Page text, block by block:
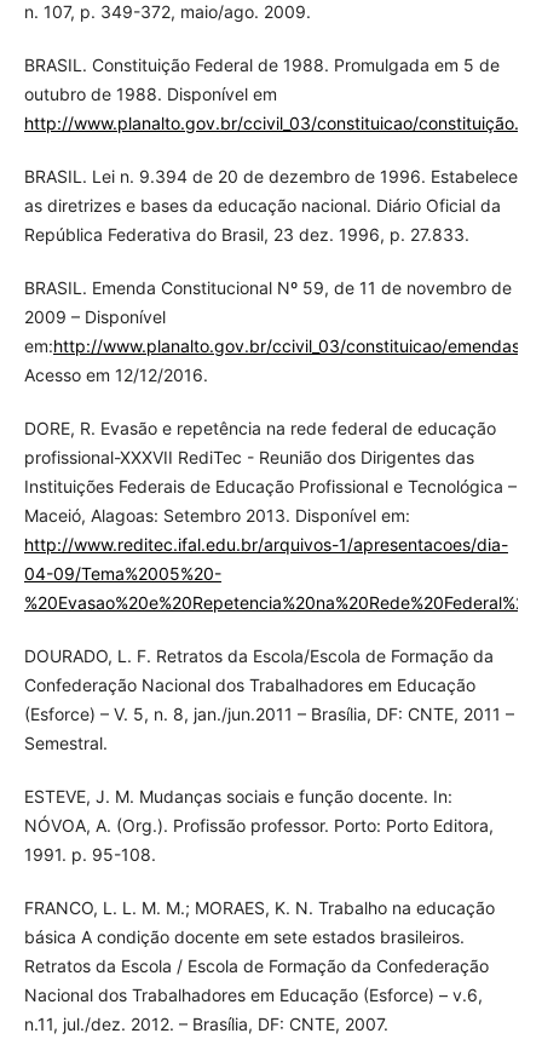
n. 107, p. 349-372, maio/ago. 2009.
BRASIL. Constituição Federal de 1988. Promulgada em 5 de
outubro de 1988. Disponível em
http://www.planalto.gov.br/ccivil_03/constituicao/
BRASIL. Lei n. 9.394 de 20 de dezembro de 1996. Estabelece
as diretrizes e bases da educação nacional. Diário Oficial da
República Federativa do Brasil, 23 dez. 1996, p. 27.833.
BRASIL. Emenda Constitucional Nº 59, de 11 de novembro de
2009 – Disponível
em:http://www.planalto.gov.br/ccivil_03/constituicao/emendas/
Acesso em 12/12/2016.
DORE, R. Evasão e repetência na rede federal de educação
profissional-XXXVII RediTec - Reunião dos Dirigentes das
Instituições Federais de Educação Profissional e Tecnológica –
Maceió, Alagoas: Setembro 2013. Disponível em:
http://www.reditec.ifal.edu.br/arquivos-1/apresentacoes/dia-
04-09/Tema%2005%20-
DOURADO, L. F. Retratos da Escola/Escola de Formação da
Confederação Nacional dos Trabalhadores em Educação
(Esforce) – V. 5, n. 8, jan./jun.2011 – Brasília, DF: CNTE, 2011 –
Semestral.
ESTEVE, J. M. Mudanças sociais e função docente. In:
NÓVOA, A. (Org.). Profissão professor. Porto: Porto Editora,
1991. p. 95-108.
FRANCO, L. L. M. M.; MORAES, K. N. Trabalho na educação
básica A condição docente em sete estados brasileiros.
Retratos da Escola / Escola de Formação da Confederação
Nacional dos Trabalhadores em Educação (Esforce) – v.6,
n.11, jul./dez. 2012. – Brasília, DF: CNTE, 2007.